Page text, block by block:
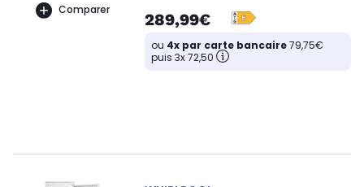
Comparer 289,99€
ou 4x par carte bancaire79,75€
puis 3x 72,50